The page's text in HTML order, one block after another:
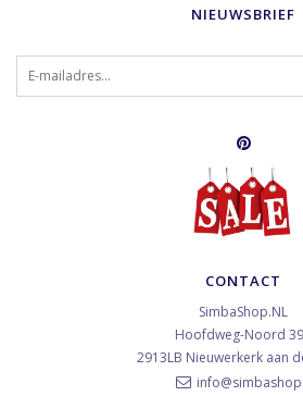
NIEUWSBRIEF
CONTACT
SimbaShop.NL
Hoofdweg-Noord
2913LB Nieuwerkerk aan